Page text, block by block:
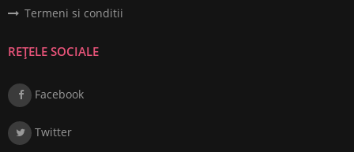
Termeni si conditii
REȚELE SOCIALE
Facebook
Twitter